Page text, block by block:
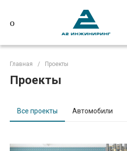
Главная / Проекты
Проекты
Все проекты Автомобили